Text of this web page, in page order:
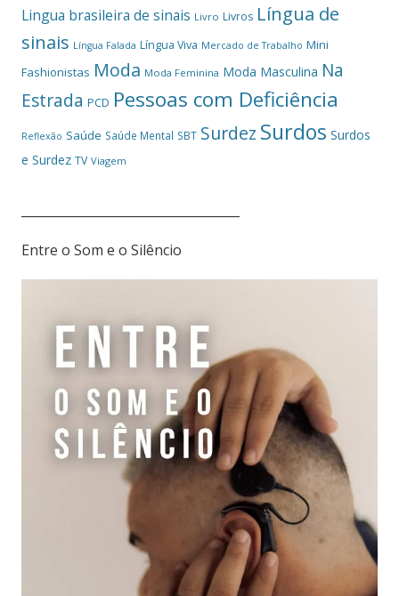
Lingua brasileira de sinais Livro Livros Língua de
sinais Língua Falada Língua Viva Mercado de Trabalho Mini
Fashionistas Moda Moda Feminina Moda Masculina Na
Estrada PCD Pessoas com Deficiência
Reflexão Saúde Saúde Mental SBT Surdez Surdos Surdos
e Surdez TV Viagem
Entre o Som e o Silêncio